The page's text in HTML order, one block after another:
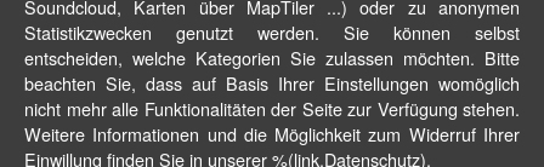
Soundcloud, Karten über MapTiler ...) oder zu anonymen
Statistikzwecken genutzt werden. Sie können selbst
entscheiden, welche Kategorien Sie zulassen möchten. Bitte
beachten Sie, dass auf Basis Ihrer Einstellungen womöglich
nicht mehr alle Funktionalitäten der Seite zur Verfügung stehen.
Weitere Informationen und die Möglichkeit zum Widerruf Ihrer
Einwillung finden Sie in unserer %(link.Datenschutz).